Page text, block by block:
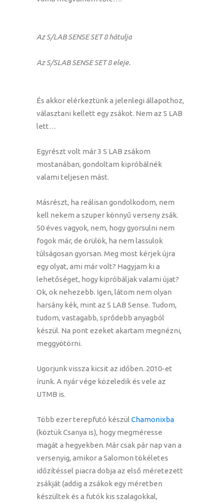
Az S/LAB SENSE SET 8 hátulja
Az S/SLAB SENSE SET 8 eleje.
És akkor elérkeztünk a jelenlegi állapothoz,
választani kellett egy zsákot. Nem az S LAB
lett…
Egyrészt volt már 3 S LAB zsákom
mostanában, gondoltam kipróbálnék
valami teljesen mást.
Másrészt, ha reálisan gondolkodom, nem
kell nekem a szuper könnyű verseny zsák.
50 éves vagyok, nem, hogy gyorsulni nem
fogok már, de örülök, ha nem lassulok
túlságosan gyorsan. Meg most kérjek újra
egy olyat, ami már volt? Hagyjam ki a
lehetőséget, hogy kipróbáljak valami újat?
Ok, ok nehezebb. Igen, látom nem olyan
harsány kék, mint az S LAB Sense. Tudom,
tudom, vastagabb, sprődebb anyagból
készül. Na pont ezeket akartam megnézni,
meggyötörni.
Ugorjunk vissza kicsit az időben. 2010-et
írunk. A nyár vége közeledik és vele az
UTMB is.
Több ezer terepfutó készül Chamonixba
(köztük Csanya is), hogy megméresse
magát a hegyekben. Már csak pár nap van a
versenyig, amikor a Salomon tökéletes
időzítéssel piacra dobja az első méretezett
zsákját (addig a zsákok egy méretben
készültek és a futók kis szalagokkal,